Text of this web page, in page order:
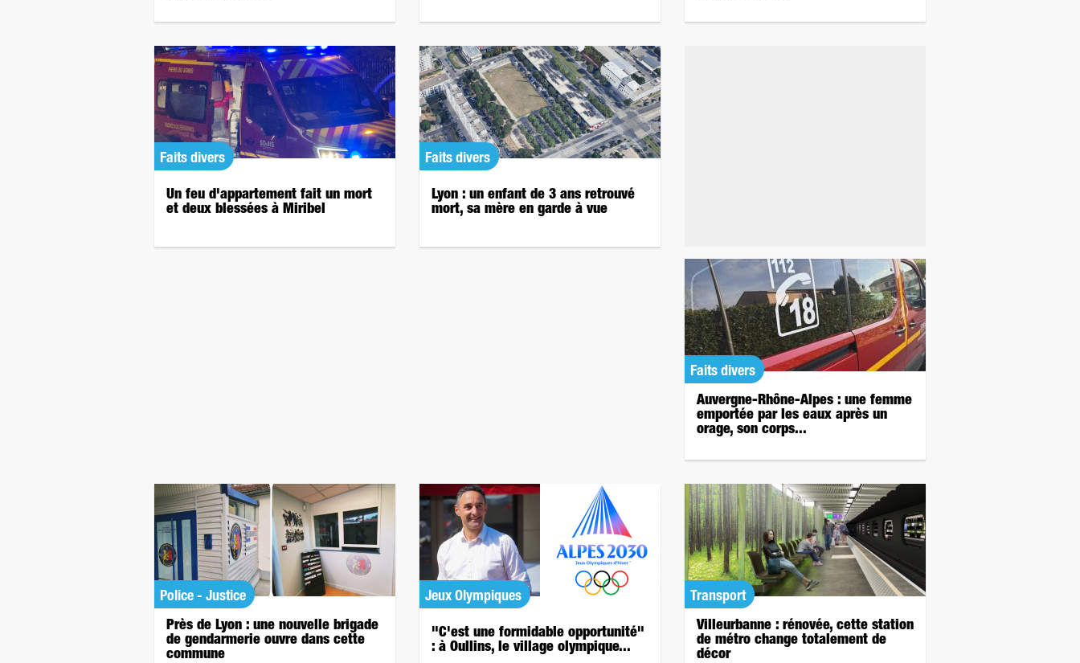
Faits divers
Un feu d'appartement fait un mort
et deux blessées à Miribel
Faits divers
Lyon : un enfant de 3 ans retrouvé
mort, sa mère en garde à vue
Faits divers
Auvergne-Rhône-Alpes : une femme
emportée par les eaux après un
orage, son corps...
Police - Justice
Près de Lyon : une nouvelle brigade
de gendarmerie ouvre dans cette
commune
Jeux Olympiques
"C'est une formidable opportunité"
: à Oullins, le village olympique...
Transport
Villeurbanne : rénovée, cette station
de métro change totalement de
décor